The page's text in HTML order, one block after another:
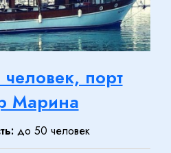
порт
Марина
до 50 человек